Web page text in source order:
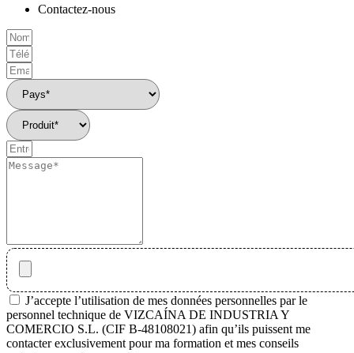
Contactez-nous
J’accepte l’utilisation de mes données personnelles par le
personnel technique de VIZCAÍNA DE INDUSTRIA Y
COMERCIO S.L. (CIF B-48108021) afin qu’ils puissent me
contacter exclusivement pour ma formation et mes conseils